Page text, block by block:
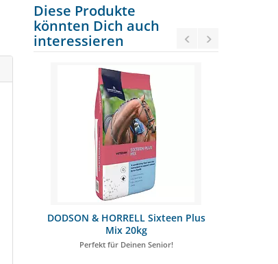
Diese Produkte
könnten Dich auch
interessieren
DODSON & HORRELL Sixteen Plus
Mix 20kg
Perfekt für Deinen Senior!